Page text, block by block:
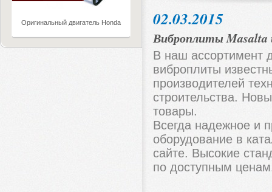
Оригинальный двигатель Honda 02.03.2015
Виброплиты Masalta
В наш ассортимент
виброплиты
производителей
строительства.
товары.
Всегда надежное и
оборудование в
сайте. Высокие
по доступным